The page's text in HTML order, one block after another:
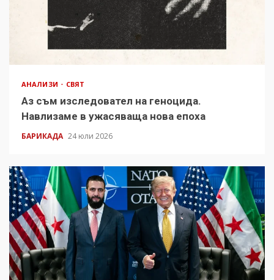
АНАЛИЗИ СВЯТ
Аз съм изследовател на геноцида.
Навлизаме в ужасяваща нова епоха
БАРИКАДА 24 юли 2026